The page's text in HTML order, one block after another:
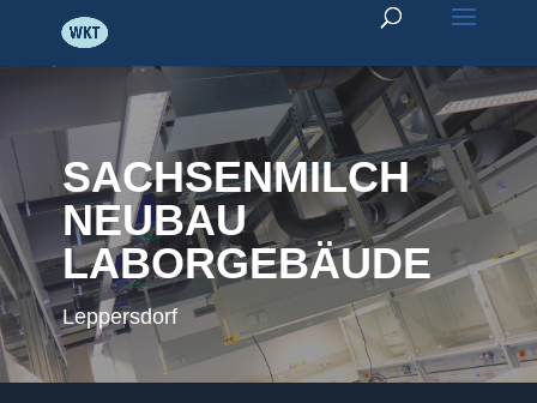
SACHSENMILCH
NEUBAU
LABORGEBÄUDE
Leppersdorf